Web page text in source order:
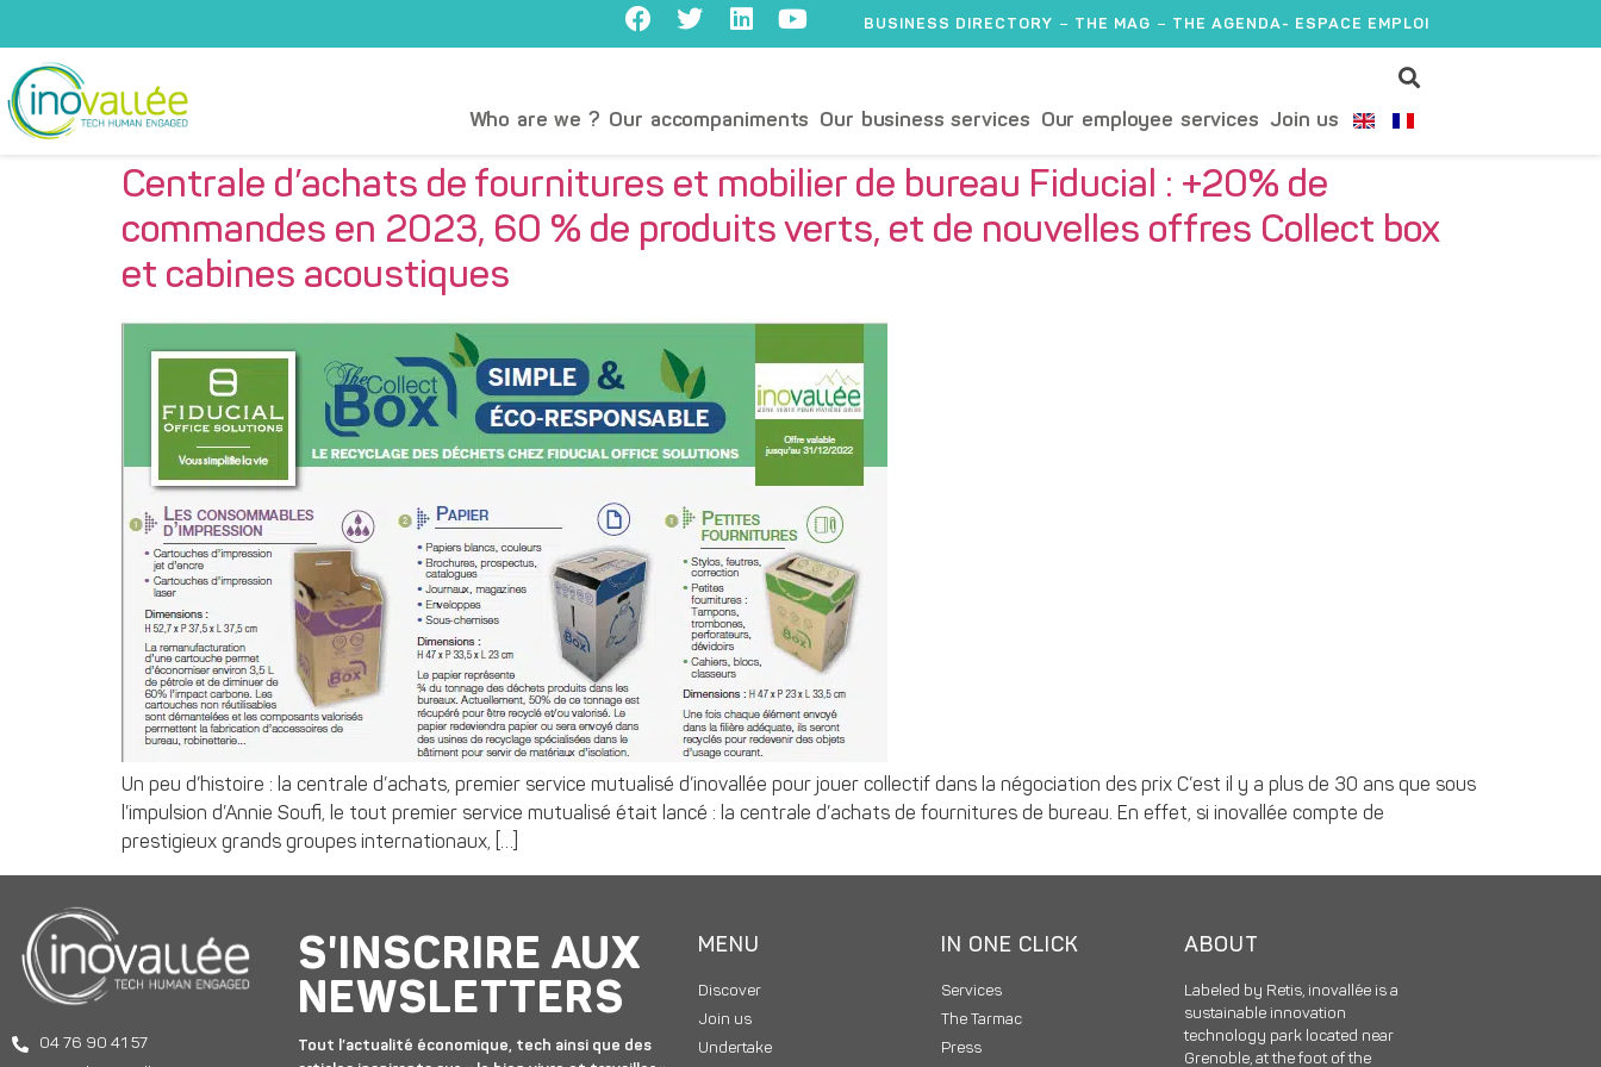
BUSINESS DIRECTORY THE MAG THE AGENDA- ESPACE EMPLOI
Who are we ? Our accompaniments Our business services Our employee services Join us
Centrale d’achats de fournitures et mobilier de bureau Fiducial : +20% de
commandes en 2023, 60 % de produits verts, et de nouvelles offres Collect box
et cabines acoustiques
Un peu d’histoire : la centrale d’achats, premier service mutualisé d’inovallée pour jouer collectif dans la négociation des prix C’est il y a plus de 30 ans que sous
l’impulsion d’Annie Soufi, le tout premier service mutualisé était lancé : la centrale d’achats de fournitures de bureau. En effet, si inovallée compte de
prestigieux grands groupes internationaux, […]
04 76 90 41 57
S'INSCRIRE AUX
NEWSLETTERS
Tout l’actualité économique, tech ainsi que des
MENU
Discover
Join us
Undertake
IN ONE CLICK
Services
The Tarmac
Press
ABOUT
Labeled by Retis, inovallée is a
sustainable innovation
technology park located near
Grenoble, at the foot of the